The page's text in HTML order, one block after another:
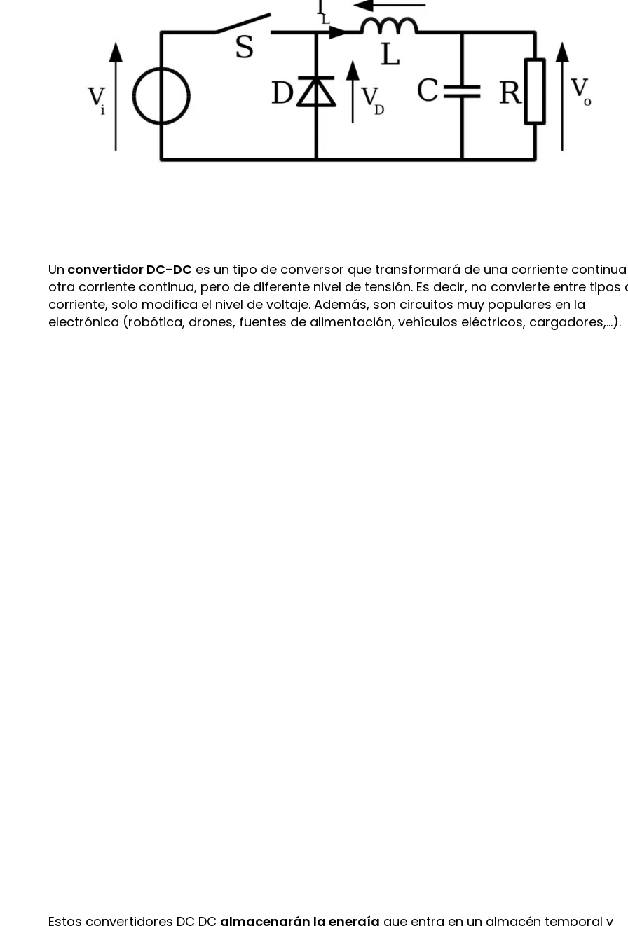
Un convertidor DC-DC es un tipo de conversor que transformará de una corriente
otra corriente continua, pero de diferente nivel de tensión. Es decir, no convierte entre tipos
corriente, solo modifica el nivel de voltaje. Además, son circuitos muy populares en la
electrónica (robótica, drones, fuentes de alimentación, vehículos eléctricos, cargadores,…).
Estos convertidores DC DC almacenarán la energía que entra en un almacén temporal y